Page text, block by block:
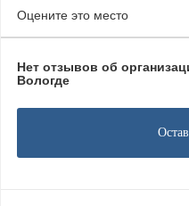
Оцените это место
Нет отзывов об
Вологде